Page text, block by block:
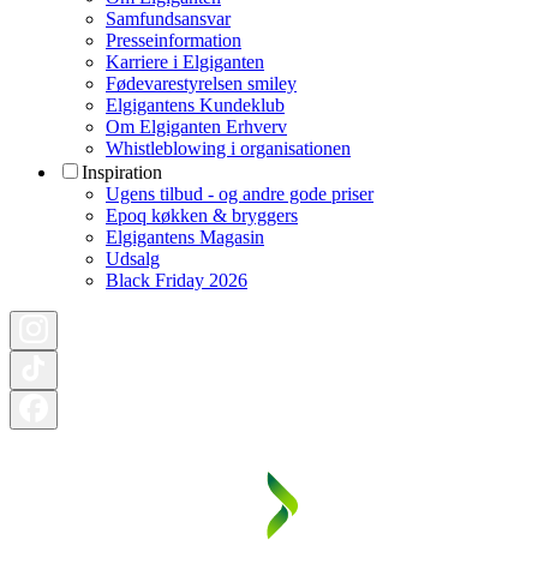
Samfundsansvar
Presseinformation
Karriere i Elgiganten
Fødevarestyrelsen smiley
Elgigantens Kundeklub
Om Elgiganten Erhverv
Whistleblowing i organisationen
Inspiration
Ugens tilbud - og andre gode priser
Epoq køkken & bryggers
Elgigantens Magasin
Udsalg
Black Friday 2026